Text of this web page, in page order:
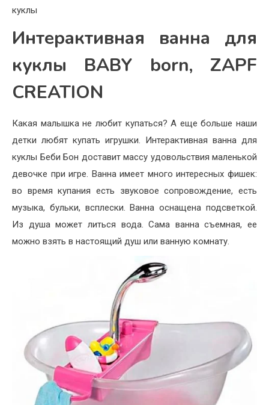
куклы
Интерактивная ванна для
куклы BABY born, ZAPF
CREATION
Какая малышка не любит купаться? А еще больше наши
детки любят купать игрушки. Интерактивная ванна для
куклы Беби Бон доставит массу удовольствия маленькой
девочке при игре. Ванна имеет много интересных фишек:
во время купания есть звуковое сопровождение, есть
музыка, бульки, всплески. Ванна оснащена подсветкой.
Из душа может литься вода. Сама ванна съемная, ее
можно взять в настоящий душ или ванную комнату.